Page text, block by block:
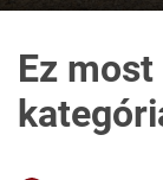
Ez